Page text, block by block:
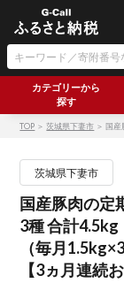
カテゴリーから
探す
TOP ＞茨城県下妻市 ＞ 国
茨城県下妻市
国産豚肉の定
3種 合計4.5kg
（毎月1.5kg×3
【3ヵ月連続